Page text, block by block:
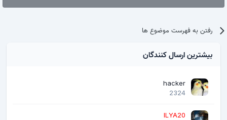
رفتن به فهرست موضوع ها
بیشترین ارسال کنندگان
hacker
2324
ILYA20